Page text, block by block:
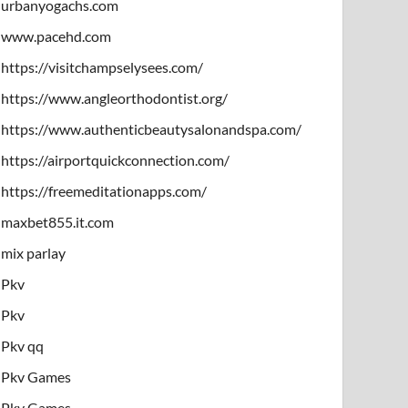
urbanyogachs.com
www.pacehd.com
https://visitchampselysees.com/
https://www.angleorthodontist.org/
https://www.authenticbeautysalonandspa.com/
https://airportquickconnection.com/
https://freemeditationapps.com/
maxbet855.it.com
mix parlay
Pkv
Pkv
Pkv qq
Pkv Games